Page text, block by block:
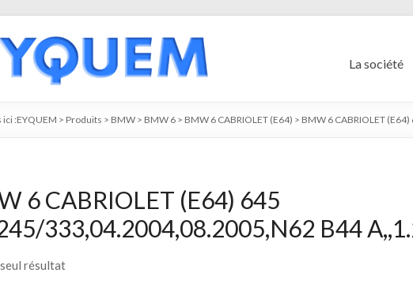
La société
ici :EYQUEM > Produits > BMW > BMW 6 > BMW 6 CABRIOLET (E64) > BMW 6 CABRIOLET
6 CABRIOLET (E64) 645
333,04.2004,08.2005,N62 B44
résultat